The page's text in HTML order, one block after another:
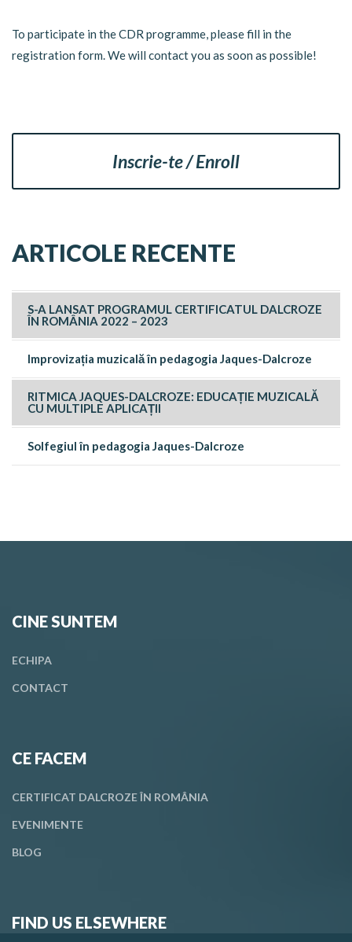
To participate in the CDR programme, please fill in the
registration form. We will contact you as soon as possible!
Inscrie-te / Enroll
ARTICOLE RECENTE
S-A LANSAT PROGRAMUL CERTIFICATUL DALCROZE
ÎN ROMÂNIA 2022 – 2023
Improvizația muzicală în pedagogia Jaques-Dalcroze
RITMICA JAQUES-DALCROZE: EDUCAȚIE MUZICALĂ
CU MULTIPLE APLICAȚII
Solfegiul în pedagogia Jaques-Dalcroze
CINE SUNTEM
ECHIPA
CONTACT
CE FACEM
CERTIFICAT DALCROZE ÎN ROMÂNIA
EVENIMENTE
BLOG
FIND US ELSEWHERE